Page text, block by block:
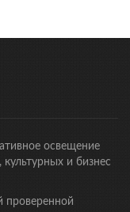
освещение
и бизнес
проверенной